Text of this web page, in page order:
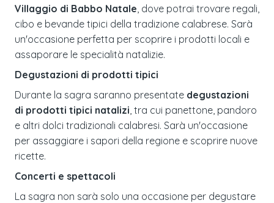
Villaggio di Babbo Natale , dove potrai trovare regali,
cibo e bevande tipici della tradizione calabrese. Sarà
un'occasione perfetta per scoprire i prodotti locali e
assaporare le specialità natalizie.
Degustazioni di prodotti tipici
Durante la sagra saranno presentate degustazioni
di prodotti tipici natalizi , tra cui panettone, pandoro
e altri dolci tradizionali calabresi. Sarà un'occasione
per assaggiare i sapori della regione e scoprire nuove
ricette.
Concerti e spettacoli
La sagra non sarà solo una occasione per degustare